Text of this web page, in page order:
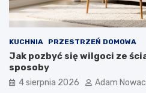
KUCHNIA PRZESTRZEŃ DOMOWA
Jak pozbyć się wilgoci ze
sposoby
4 sierpnia 2026 Adam